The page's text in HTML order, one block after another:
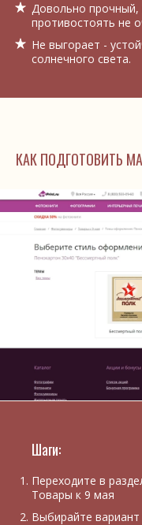
Довольно прочный,
противостоять не
Не выгорает -
солнечного света.
КАК ПОДГОТОВИТЬ
Шаги:
Переходите в
Товары к 9 мая
Выбирайте